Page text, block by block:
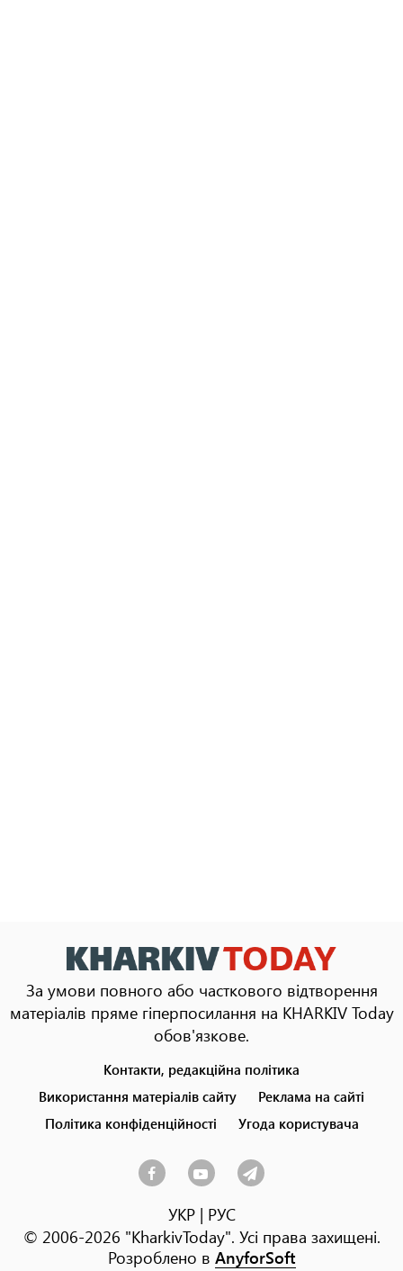
За умови повного або часткового відтворення
матеріалів пряме гіперпосилання на KHARKIV Today
обов'язкове.
menu
Контакти, редакційна політика
Використання матеріалів сайту
Реклама на сайті
Політика конфіденційності
Угода користувача
УКР| РУС
© 2006-2026 "KharkivToday". Усі права захищені.
Розроблено в AnyforSoft